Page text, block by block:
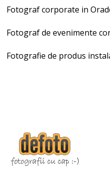
Fotograf corporate in
Fotograf de evenimente
Fotografie de produs